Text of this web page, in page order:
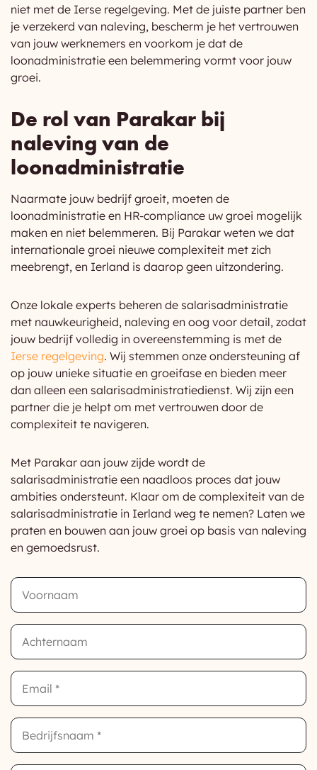
niet met de Ierse regelgeving. Met de juiste partner ben
je verzekerd van naleving, bescherm je het vertrouwen
van jouw werknemers en voorkom je dat de
loonadministratie een belemmering vormt voor jouw
groei.
De rol van Parakar bij
naleving van de
loonadministratie
Naarmate jouw bedrijf groeit, moeten de
loonadministratie en HR-compliance uw groei mogelijk
maken en niet belemmeren. Bij Parakar weten we dat
internationale groei nieuwe complexiteit met zich
meebrengt, en Ierland is daarop geen uitzondering.
Onze lokale experts beheren de salarisadministratie
met nauwkeurigheid, naleving en oog voor detail, zodat
jouw bedrijf volledig in overeenstemming is met de
Ierse regelgeving. Wij stemmen onze ondersteuning af
op jouw unieke situatie en groeifase en bieden meer
dan alleen een salarisadministratiedienst. Wij zijn een
partner die je helpt om met vertrouwen door de
complexiteit te navigeren.
Met Parakar aan jouw zijde wordt de
salarisadministratie een naadloos proces dat jouw
ambities ondersteunt. Klaar om de complexiteit van de
salarisadministratie in Ierland weg te nemen? Laten we
praten en bouwen aan jouw groei op basis van naleving
en gemoedsrust.
First
Name
Last
Name
Email
Company